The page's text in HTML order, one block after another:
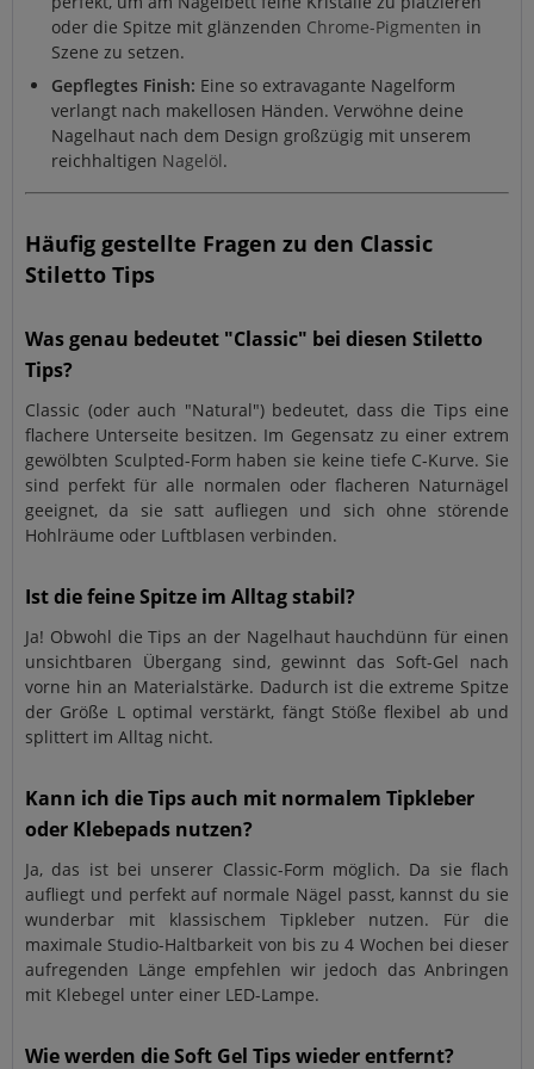
oder die Spitze mit glänzenden Chrome-Pigmenten in
Szene zu setzen.
Gepflegtes Finish: Eine so extravagante Nagelform
verlangt nach makellosen Händen. Verwöhne deine
Nagelhaut nach dem Design großzügig mit unserem
reichhaltigen Nagelöl.
Häufig gestellte Fragen zu den Classic
Stiletto Tips
Was genau bedeutet "Classic" bei diesen Stiletto
Tips?
Classic (oder auch "Natural") bedeutet, dass die Tips eine
flachere Unterseite besitzen. Im Gegensatz zu einer extrem
gewölbten Sculpted-Form haben sie keine tiefe C-Kurve. Sie
sind perfekt für alle normalen oder flacheren Naturnägel
geeignet, da sie satt aufliegen und sich ohne störende
Hohlräume oder Luftblasen verbinden.
Ist die feine Spitze im Alltag stabil?
Ja! Obwohl die Tips an der Nagelhaut hauchdünn für einen
unsichtbaren Übergang sind, gewinnt das Soft-Gel nach
vorne hin an Materialstärke. Dadurch ist die extreme Spitze
der Größe L optimal verstärkt, fängt Stöße flexibel ab und
splittert im Alltag nicht.
Kann ich die Tips auch mit normalem Tipkleber
oder Klebepads nutzen?
Ja, das ist bei unserer Classic-Form möglich. Da sie flach
aufliegt und perfekt auf normale Nägel passt, kannst du sie
wunderbar mit klassischem Tipkleber nutzen. Für die
maximale Studio-Haltbarkeit von bis zu 4 Wochen bei dieser
aufregenden Länge empfehlen wir jedoch das Anbringen
mit Klebegel unter einer LED-Lampe.
Wie werden die Soft Gel Tips wieder entfernt?